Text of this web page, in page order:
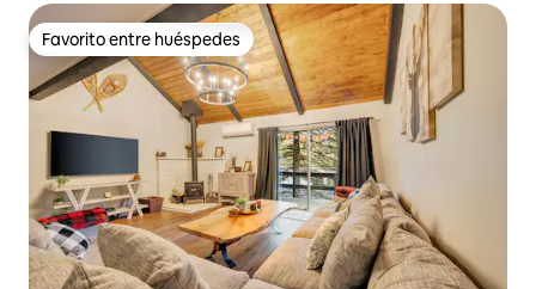
Favorito entre huéspedes
Favorito entre huéspedes